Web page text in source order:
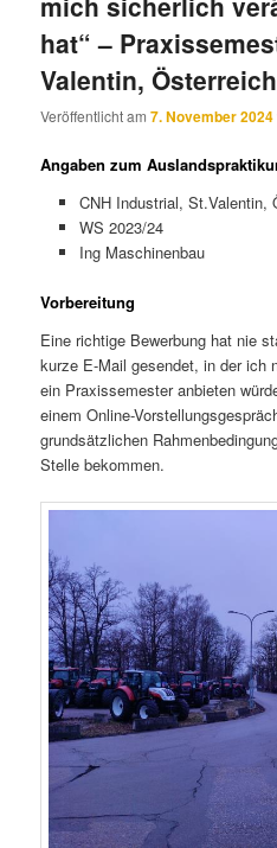
hat“ –
Valentin, Österreich
Veröffentlicht am7. November 2024
Angaben zum
CNH Industrial, St.Valentin,
WS 2023/24
Ing Maschinenbau
Vorbereitung
Eine richtige Bewerbung hat nie
kurze E-Mail gesendet, in der ich
ein Praxissemester anbieten
einem Online-
grundsätzlichen
Stelle bekommen.